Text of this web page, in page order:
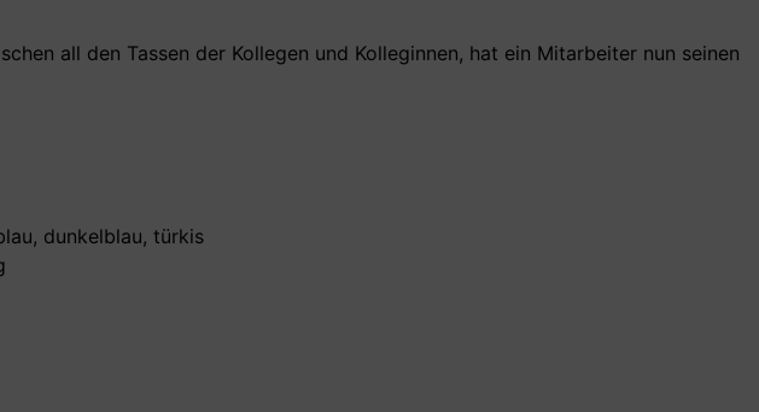
all den Tassen der Kollegen und Kolleginnen, hat ein Mitarbeiter nun seinen
dunkelblau, türkis